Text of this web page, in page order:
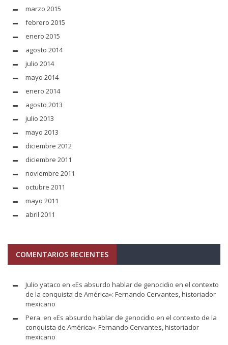
marzo 2015
febrero 2015
enero 2015
agosto 2014
julio 2014
mayo 2014
enero 2014
agosto 2013
julio 2013
mayo 2013
diciembre 2012
diciembre 2011
noviembre 2011
octubre 2011
mayo 2011
abril 2011
COMENTARIOS RECIENTES
Julio yataco en «Es absurdo hablar de genocidio en el contexto
de la conquista de América»: Fernando Cervantes, historiador
mexicano
Pera. en «Es absurdo hablar de genocidio en el contexto de la
conquista de América»: Fernando Cervantes, historiador
mexicano